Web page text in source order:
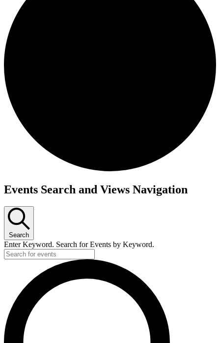
Events Search and Views Navigation
Search
Enter Keyword. Search for Events by Keyword.